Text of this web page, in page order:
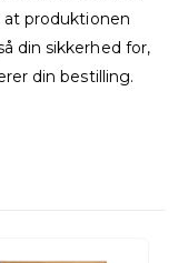
at produktionen
din sikkerhed for,
din bestilling.